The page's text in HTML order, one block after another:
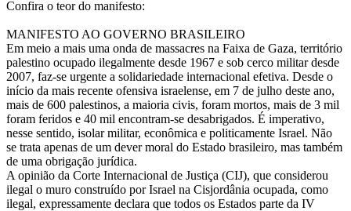
Confira o teor do manifesto:
MANIFESTO AO GOVERNO BRASILEIRO
Em meio a mais uma onda de massacres na Faixa de Gaza, território
palestino ocupado ilegalmente desde 1967 e sob cerco militar desde
2007, faz-se urgente a solidariedade internacional efetiva. Desde o
início da mais recente ofensiva israelense, em 7 de julho deste ano,
mais de 600 palestinos, a maioria civis, foram mortos, mais de 3 mil
foram feridos e 40 mil encontram-se desabrigados. É imperativo,
nesse sentido, isolar militar, econômica e politicamente Israel. Não
se trata apenas de um dever moral do Estado brasileiro, mas também
de uma obrigação jurídica.
A opinião da Corte Internacional de Justiça (CIJ), que considerou
ilegal o muro construído por Israel na Cisjordânia ocupada, como
ilegal, expressamente declara que todos os Estados parte da IV